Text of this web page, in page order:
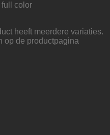
full color
heeft meerdere variaties.
op de productpagina